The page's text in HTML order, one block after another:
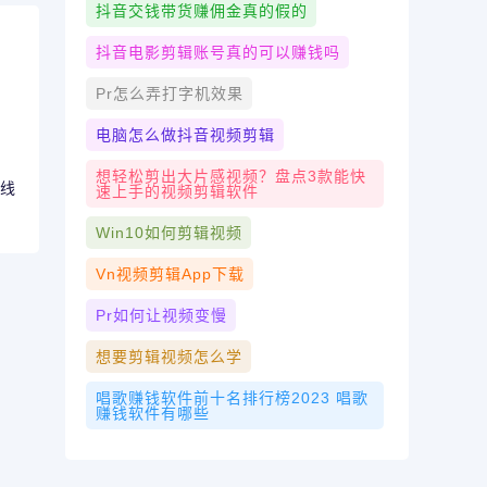
抖音交钱带货赚佣金真的假的
抖音电影剪辑账号真的可以赚钱吗
Pr怎么弄打字机效果
电脑怎么做抖音视频剪辑
想轻松剪出大片感视频？盘点3款能快
速上手的视频剪辑软件
Win10如何剪辑视频
Vn视频剪辑app下载
Pr如何让视频变慢
想要剪辑视频怎么学
唱歌赚钱软件前十名排行榜2023 唱歌
赚钱软件有哪些